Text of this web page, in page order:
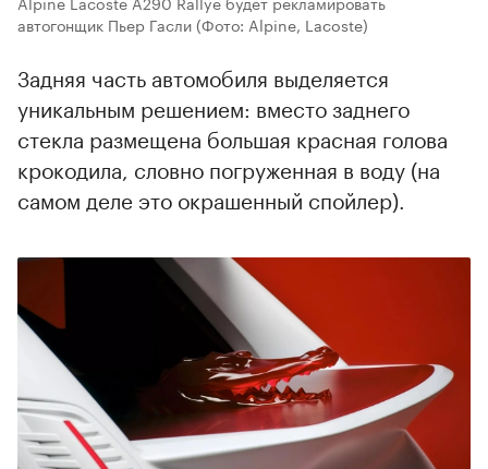
автогонщик Пьер Гасли(Фото: Alpine, Lacoste)
Задняя часть автомобиля выделяется
уникальным решением: вместо заднего
стекла размещена большая красная голова
крокодила, словно погруженная в воду (на
самом деле это окрашенный спойлер).